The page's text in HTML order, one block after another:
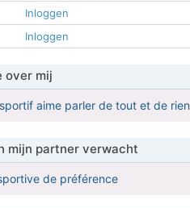
Inloggen
Inloggen
over mij
aime parler de tout et de rien
mijn partner verwacht
de préférence